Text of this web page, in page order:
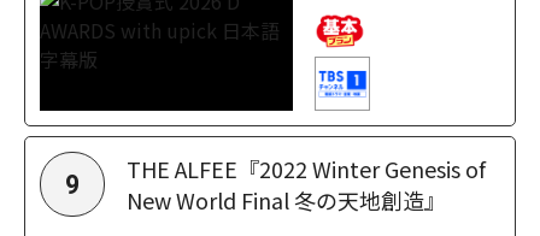
9
THE ALFEE『2022 Winter Genesis of
New World Final 冬の天地創造』